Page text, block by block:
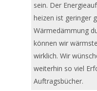
sein. Der
heizen ist geringer
Wärmedämmung
können wir
wirklich. Wir
weiterhin so viel
Auftragsbücher.